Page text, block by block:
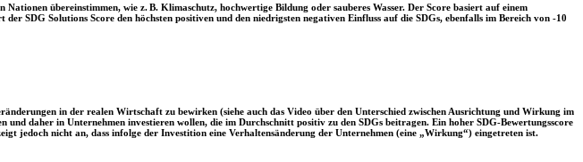
übereinstimmen, wie z. B. Klimaschutz, hochwertige Bildung oder sauberes Wasser. Der Score basiert auf einem
SDG Solutions Score den höchsten positiven und den niedrigsten negativen Einfluss auf die SDGs, ebenfalls im Bereich von -10
in der realen Wirtschaft zu bewirken (siehe auch das Video über den Unterschied zwischen Ausrichtung und Wirkung im
daher in Unternehmen investieren wollen, die im Durchschnitt positiv zu den SDGs beitragen. Ein hoher SDG-Bewertungsscore
jedoch nicht an, dass infolge der Investition eine Verhaltensänderung der Unternehmen (eine „Wirkung“) eingetreten ist.